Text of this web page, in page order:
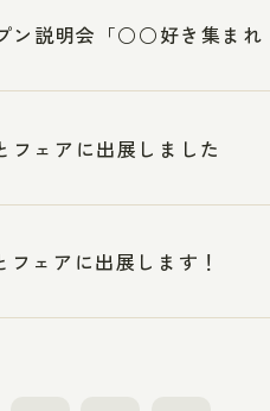
ン説明会「○○好き集まれ
フェアに出展しました
ェアに出展します！